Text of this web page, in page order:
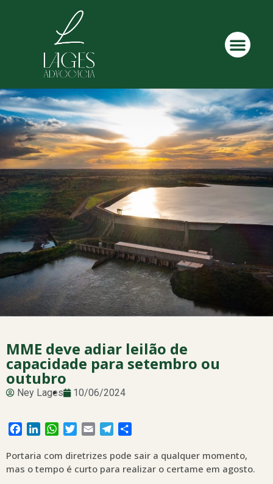
MME deve adiar leilão de
capacidade para setembro ou
outubro
Ney Lages 10/06/2024
Facebook
LinkedInWhatsApp
Twitter
Email Telegram
Portaria com diretrizes pode sair a qualquer momento,
mas o tempo é curto para realizar o certame em agosto.